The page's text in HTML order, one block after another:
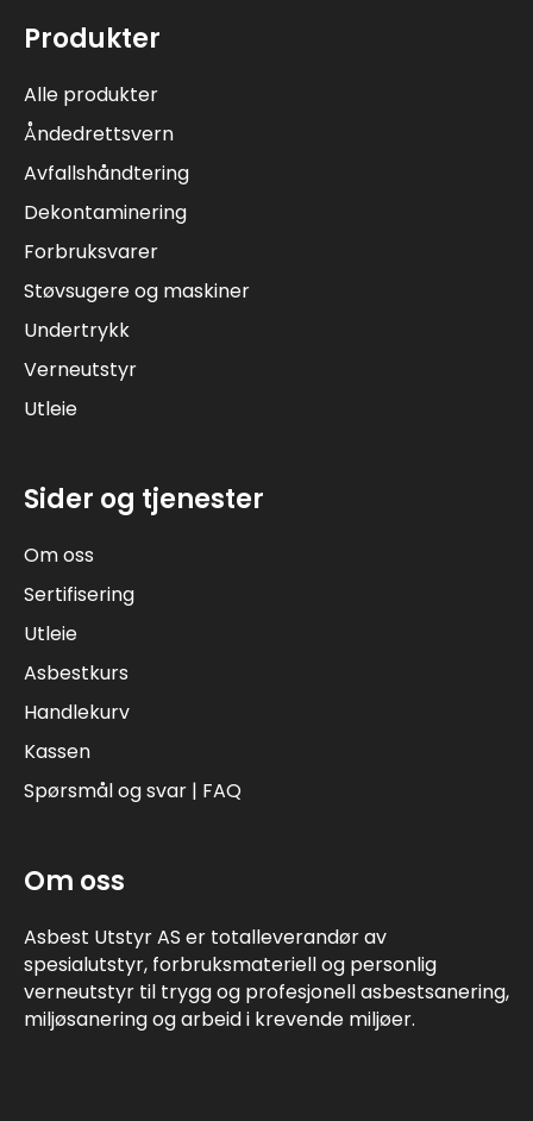
Produkter
Alle produkter
Åndedrettsvern
Avfallshåndtering
Dekontaminering
Forbruksvarer
Støvsugere og maskiner
Undertrykk
Verneutstyr
Utleie
Sider og tjenester
Om oss
Sertifisering
Utleie
Asbestkurs
Handlekurv
Kassen
Spørsmål og svar | FAQ
Om oss
Asbest Utstyr AS er totalleverandør av
spesialutstyr, forbruksmateriell og personlig
verneutstyr til trygg og profesjonell asbestsanering,
miljøsanering og arbeid i krevende miljøer.